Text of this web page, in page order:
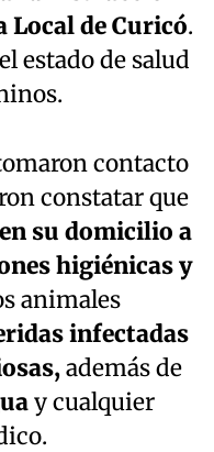
de Curicó.
estado de salud
contacto
constatar que
su domicilio a
higiénicas y
animales
infectadas
además de
y cualquier